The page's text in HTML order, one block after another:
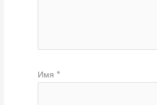
Имя *